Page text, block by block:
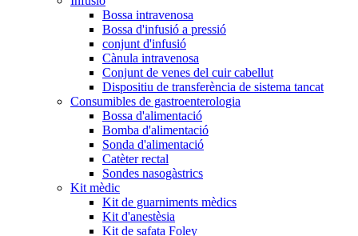
Bossa intravenosa
Bossa d'infusió a pressió
conjunt d'infusió
Cànula intravenosa
Conjunt de venes del cuir cabellut
Dispositiu de transferència de sistema tancat
Consumibles de gastroenterologia
Bossa d'alimentació
Bomba d'alimentació
Sonda d'alimentació
Catèter rectal
Sondes nasogàstrics
Kit mèdic
Kit de guarniments mèdics
Kit d'anestèsia
Kit de safata Foley